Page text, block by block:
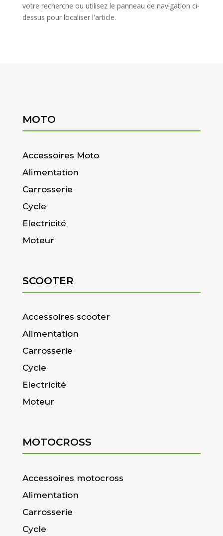
votre recherche ou utilisez le panneau de navigation ci-
dessus pour localiser l'article.
MOTO
Accessoires Moto
Alimentation
Carrosserie
Cycle
Electricité
Moteur
SCOOTER
Accessoires scooter
Alimentation
Carrosserie
Cycle
Electricité
Moteur
MOTOCROSS
Accessoires motocross
Alimentation
Carrosserie
Cycle